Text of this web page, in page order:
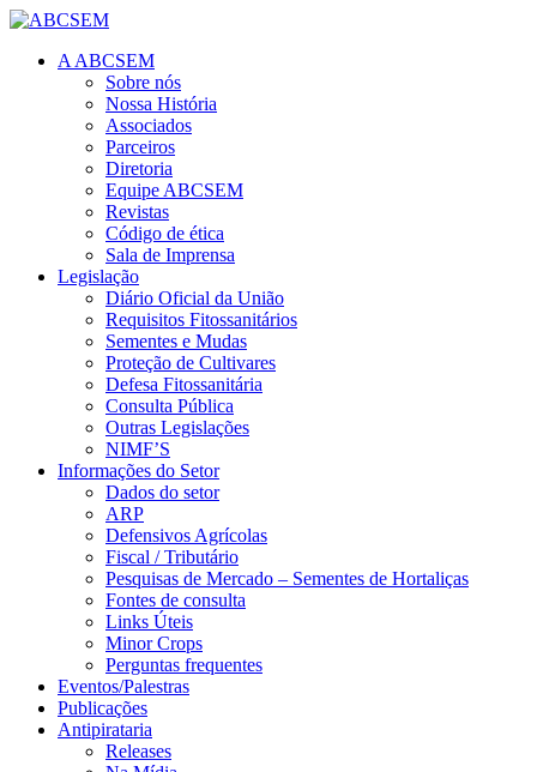
A ABCSEM
Sobre nós
Nossa História
Associados
Parceiros
Diretoria
Equipe ABCSEM
Revistas
Código de ética
Sala de Imprensa
Legislação
Diário Oficial da União
Requisitos Fitossanitários
Sementes e Mudas
Proteção de Cultivares
Defesa Fitossanitária
Consulta Pública
Outras Legislações
NIMF’S
Informações do Setor
Dados do setor
ARP
Defensivos Agrícolas
Fiscal / Tributário
Pesquisas de Mercado – Sementes de Hortaliças
Fontes de consulta
Links Úteis
Minor Crops
Perguntas frequentes
Eventos/Palestras
Publicações
Antipirataria
Releases